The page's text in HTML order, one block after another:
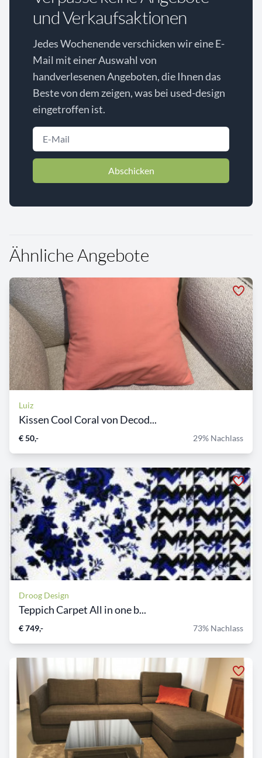
und Verkaufsaktionen
Jedes Wochenende verschicken wir eine E-
Mail mit einer Auswahl von
handverlesenen Angeboten, die Ihnen das
Beste von dem zeigen, was bei used-design
eingetroffen ist.
Abschicken
Ähnliche Angebote
Luiz
Kissen Cool Coral von Decod...
€ 50,- 29% Nachlass
Droog Design
Teppich Carpet All in one b...
€ 749,- 73% Nachlass